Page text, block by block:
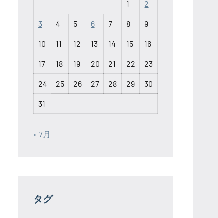
1 2
3 4 5 6 7 8 9
10 11 12 13 14 15 16
17 18 19 20 21 22 23
24 25 26 27 28 29 30
31
« 7月
タグ